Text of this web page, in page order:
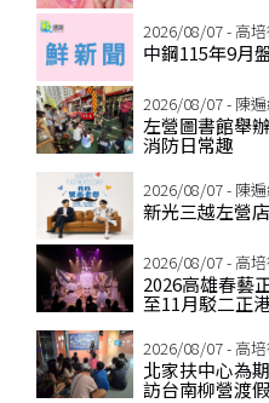
2026/08/07 - 高
中鋼115年9月
2026/08/07 - 陳
左營圖書館舉
消防日常趣
2026/08/07 - 陳
新光三越左營
2026/08/07 - 高
2026高雄春藝
至11月駁二正
2026/08/07 - 高
北家扶中心為
訪台南柳營渡